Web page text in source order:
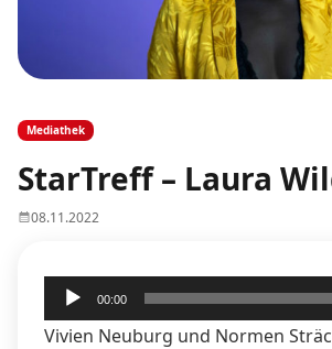
Mediathek
StarTreff – Laura
08.11.2022
Audio-
Player
00:00
Vivien Neuburg und Normen